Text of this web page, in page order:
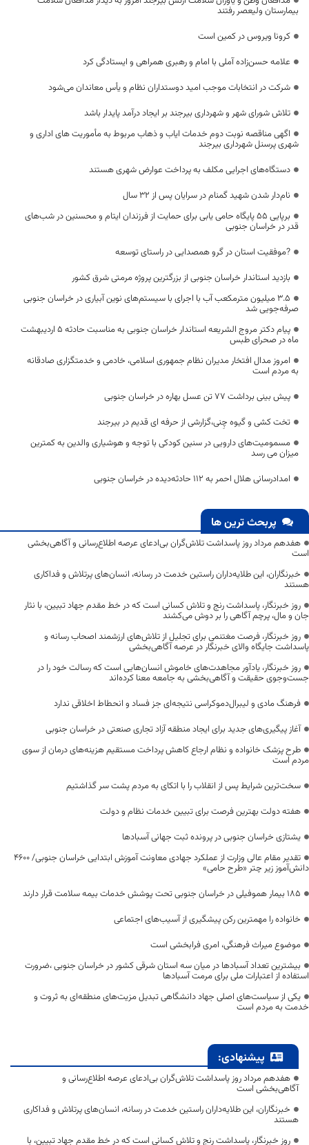
بیمارستان ولیعصر رفتند
کرونا ویروس در کمین است
علامه حسن‌زاده آملی با امام و رهبری همراهی و ایستادگی کرد
شرکت در انتخابات موجب امید دوستداران نظام و یأس معاندان می‌شود
تلاش شورای شهر و شهرداری بیرجند بر ایجاد درآمد پایدار باشد
اگهی مناقصه نوبت دوم خدمات ایاب و ذهاب مربوط به مأموریت های اداری و
شهری پرسنل شهرداری بیرجند
دستگاه‌های اجرایی مکلف به پرداخت عوارض شهری هستند
نام‌دار شدن شهید گمنام در سرایان پس از ۳۲ سال
برپایی ۵۵ پایگاه حامی یابی برای حمایت از فرزندان ایتام و محسنین در شب‌های
قدر در خراسان جنوبی
?موفقیت استان در گرو همصدایی در راستای توسعه
بازدید استاندار خراسان جنوبی از بزرگترین پروژه مرمتی شرق کشور
۳.۵ میلیون مترمکعب آب با اجرای با سیستم‌های نوین آبیاری در خراسان جنوبی
صرفه‌جویی شد
پیام دکتر مروج الشریعه استاندار خراسان جنوبی به مناسبت حادثه 5 اردیبهشت
ماه در صحرای طبس
امروز مدال افتخار مدیران نظام جمهوری اسلامی، خادمی و خدمتگزاری صادقانه
به مردم است
پیش بینی برداشت ۷۷ تن عسل بهاره در خراسان جنوبی
تخت کشی و گیوه چِنی،گزارشی از حرفه ای قدیم در بیرجند
مسمومیت‌های دارویی در سنین کودکی با توجه و هوشیاری والدین به کمترین
میزان می رسد
امدادرسانی هلال احمر به ۱۱۲ حادثه‌دیده در خراسان جنوبی
پربحث ترین ها
هفدهم مرداد روز پاسداشت تلاش‌گران بی‌ادعای عرصه اطلاع‌رسانی و آگاهی‌بخشی
است
خبرنگاران، این طلایه‌داران راستین خدمت در رسانه، انسان‌های پرتلاش و فداکاری
هستند
روز خبرنگار، پاسداشت رنج و تلاش کسانی است که در خط مقدم جهاد تبیین، با نثار
جان و مال، پرچم آگاهی را بر دوش می‌کشند
روز خبرنگار، فرصت مغتنمی برای تجلیل از تلاش‌های ارزشمند اصحاب رسانه و
پاسداشت جایگاه والای خبرنگار در عرصه آگاهی‌بخشی
روز خبرنگار، یادآور مجاهدت‌های خاموش انسان‌هایی است که رسالت خود را در
جست‌وجوی حقیقت و آگاهی‌بخشی به جامعه معنا کرده‌اند
فرهنگ مادی و لیبرال‌دموکراسی نتیجه‌ای جز فساد و انحطاط اخلاقی ندارد
آغاز پیگیری‌های جدید برای ایجاد منطقه آزاد تجاری صنعتی در خراسان جنوبی
طرح پزشک خانواده و نظام ارجاع کاهش پرداخت مستقیم هزینه‌های درمان از سوی
مردم است
سخت‌ترین شرایط پس از انقلاب را با اتکای به مردم پشت سر گذاشتیم
هفته دولت بهترین فرصت برای تبیین خدمات نظام و دولت
یشتازی خراسان جنوبی در پرونده ثبت جهانی آسبادها
تقدیر مقام عالی وزارت از عملکرد جهادی معاونت آموزش ابتدایی خراسان جنوبی/ ۴۶۰۰
دانش‌آموز زیر چتر «طرح حامی»
۱۸۵ بیمار هموفیلی در خراسان جنوبی تحت پوشش خدمات بیمه سلامت قرار دارند
خانواده را مهمترین رکن پیشگیری از آسیب‌های اجتماعی
موضوع میراث فرهنگی، امری فرابخشی است
بیشترین تعداد آسبادها در میان سه استان شرقی کشور در خراسان جنوبی ،ضرورت
استفاده از اعتبارات ملی برای مرمت آسبادها
یکی از سیاست‌های اصلی جهاد دانشگاهی تبدیل مزیت‌های منطقه‌ای به ثروت و
خدمت به مردم است
پیشنهادی:
هفدهم مرداد روز پاسداشت تلاش‌گران بی‌ادعای عرصه اطلاع‌رسانی و
آگاهی‌بخشی است
خبرنگاران، این طلایه‌داران راستین خدمت در رسانه، انسان‌های پرتلاش و فداکاری
هستند
روز خبرنگار، پاسداشت رنج و تلاش کسانی است که در خط مقدم جهاد تبیین، با